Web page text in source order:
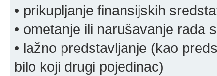
• prikupljanje finansijskih
• ometanje ili narušavanje rada
• lažno predstavljanje (kao
bilo koji drugi pojedinac)